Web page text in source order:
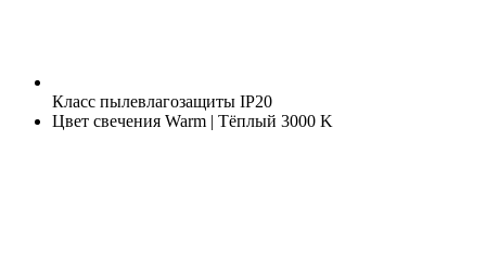
Класс пылевлагозащиты IP20
Цвет свечения Warm | Тёплый 3000 K